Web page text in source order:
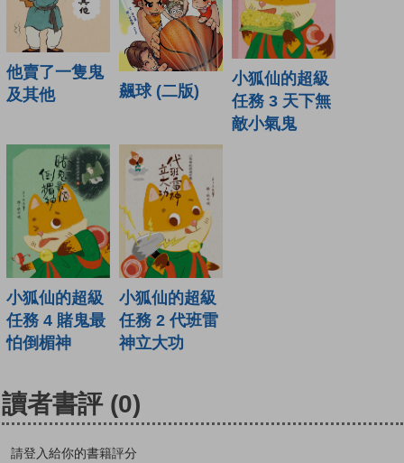
他賣了一隻鬼
及其他
飆球 (二版)
小狐仙的超級
任務 3 天下無
敵小氣鬼
小狐仙的超級
任務 4 賭鬼最
怕倒楣神
小狐仙的超級
任務 2 代班雷
神立大功
讀者書評 (0)
請登入給你的書籍評分